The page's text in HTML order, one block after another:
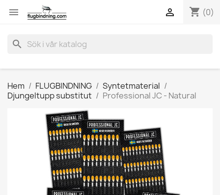
 shopping_cart (0)

search
Hem FLUGBINDNING
Syntetmaterial
Djungeltupp substitut
Professional JC - Natural